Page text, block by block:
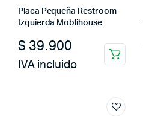
Placa Pequeña Restroom
Izquierda Moblihouse
$ 39.900
IVA incluido